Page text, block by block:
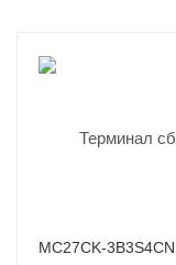
MC27CK-3B3S4CN